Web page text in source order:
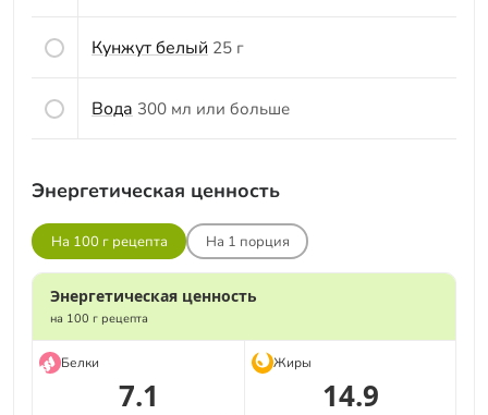
Кунжут белый 25 г
Вода 300 мл или больше
Энергетическая ценность
На 100 г рецепта На 1 порция
Энергетическая ценность
на 100 г рецепта
Белки
7.1
Жиры
14.9